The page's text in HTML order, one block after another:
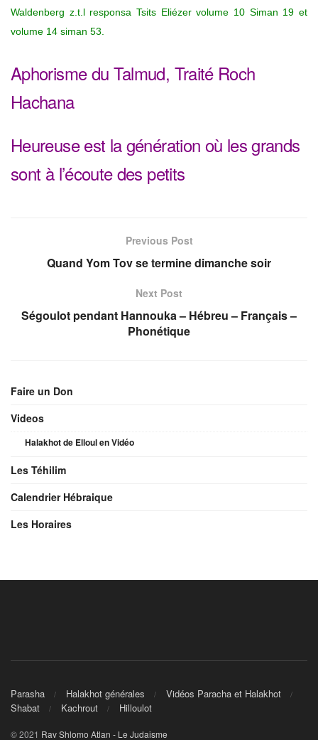
Waldenberg z.t.l responsa Tsits Eliézer volume 10 Siman 19 et
volume 14 siman 53.
Aphorisme du Talmud, Traité Roch
Hachana
Heureuse est la génération où les grands
sont à l’écoute des petits
Previous Post
Quand Yom Tov se termine dimanche soir
Next Post
Ségoulot pendant Hannouka – Hébreu – Français –
Phonétique
Faire un Don
Videos
Halakhot de Elloul en Vidéo
Les Téhilim
Calendrier Hébraique
Les Horaires
Parasha Halakhot générales
Vidéos Paracha et Halakhot
Shabat
Kachrout Hilloulot
© 2021 Rav Shlomo Atlan - Le Judaisme